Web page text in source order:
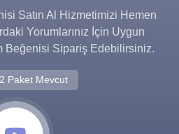
Satın Al Hizmetimizi Hemen
Yorumlarınız İçin Uygun
Beğenisi Sipariş Edebilirsiniz.
Paket Mevcut